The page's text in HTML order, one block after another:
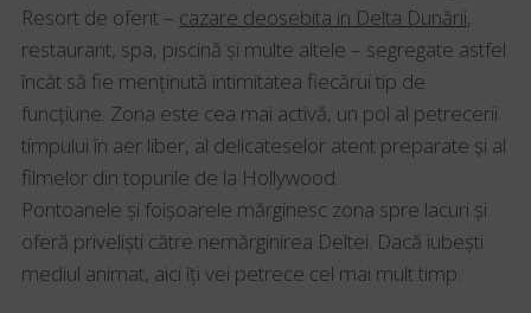
Resort de oferit – cazare deosebita in Delta Dunării,
restaurant, spa, piscină și multe altele – segregate astfel
încât să fie menținută intimitatea fiecărui tip de
funcțiune. Zona este cea mai activă, un pol al petrecerii
timpului în aer liber, al delicateselor atent preparate și al
filmelor din topurile de la Hollywood.
Pontoanele și foișoarele mărginesc zona spre lacuri și
oferă priveliști către nemărginirea Deltei. Dacă iubești
mediul animat, aici îți vei petrece cel mai mult timp.